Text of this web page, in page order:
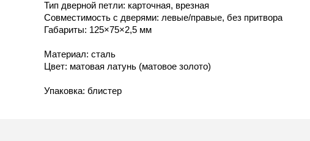
Тип дверной петли: карточная, врезная
Совместимость с дверями: левые/правые, без притвора
Габариты: 125×75×2,5 мм
Материал: сталь
Цвет: матовая латунь (матовое золото)
Упаковка: блистер